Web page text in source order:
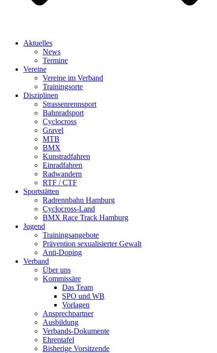
Aktuelles
News
Termine
Vereine
Vereine im Verband
Trainingsorte
Disziplinen
Strassen­rennsport
Bahnrad­sport
Cyclocross
Gravel
MTB
BMX
Kunstradfahren
Einradfahren
Radwandern
RTF / CTF
Sportstätten
Radrennbahn Hamburg
Cyclocross-Land
BMX Race Track Hamburg
Jugend
Trainingsangebote
Prävention sexualisierter Gewalt
Anti-Doping
Verband
Über uns
Kommissäre
Das Team
SPO und WB
Vorlagen
Ansprechpartner
Ausbildung
Verbands-Dokumente
Ehrentafel
Bisherige Vorsitzende